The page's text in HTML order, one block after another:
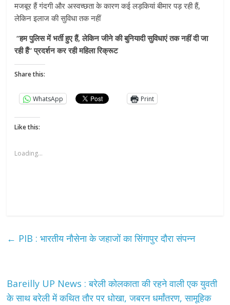
मजबूर हैं गंदगी और अस्वच्छता के कारण कई लड़कियां बीमार पड़ रही हैं,
लेकिन इलाज की सुविधा तक नहीं
“हम पुलिस में भर्ती हुए हैं, लेकिन जीने की बुनियादी सुविधाएं तक नहीं दी जा
रही हैं” प्रदर्शन कर रही महिला रिक्रूट
Share this:
WhatsApp Print
Like this:
Loading...
← PIB : भारतीय नौसेना के जहाजों का सिंगापुर दौरा संपन्न
Bareilly UP News : बरेली कोलकाता की रहने वाली एक युवती
के साथ बरेली में कथित तौर पर धोखा, जबरन धर्मांतरण, सामूहिक